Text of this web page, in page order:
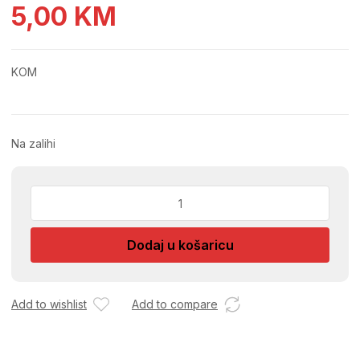
5,00 KM
KOM
Na zalihi
KLIZNA
01044
Dodaj u košaricu
Add to wishlist Add to compare